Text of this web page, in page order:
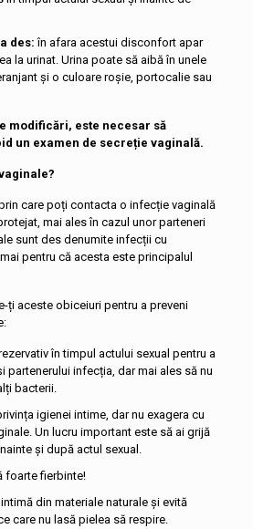
des:în afara acestui disconfort apar
la urinat. Urina poate să aibă în unele
și o culoare roșie, portocalie sau
modificări, este necesar să
un examen de secreție vaginală.
care poți contacta o infecție vaginală
mai ales în cazul unor parteneri
sunt des denumite infecții cu
pentru că acesta este principalul
ți aceste obiceiuri pentru a preveni
în timpul actului sexual pentru a
partenerului infecția, dar mai ales să nu
bacterii.
igienei intime, dar nu exagera cu
Un lucru important este să ai grijă
și după actul sexual.
foarte fierbinte!
din materiale naturale și evită
care nu lasă pielea să respire.